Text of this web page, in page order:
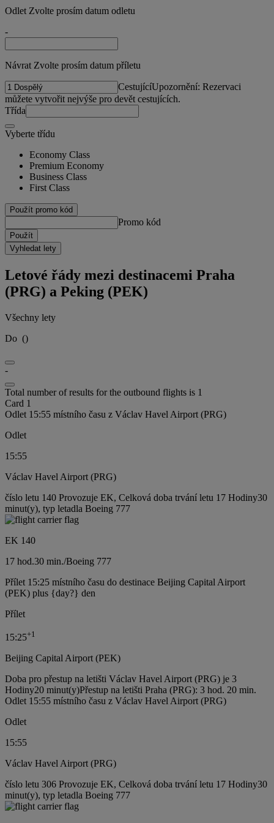
Odlet Zvolte prosím datum odletu
-
Návrat Zvolte prosím datum příletu
CestujícíUpozornění: Rezervaci
můžete vytvořit nejvýše pro devět cestujících.
Třída
Vyberte třídu
Economy Class
Premium Economy
Business Class
First Class
Použít promo kód
Promo kód
Použít
Vyhledat lety
Letové řády mezi destinacemi Praha
(PRG) a Peking (PEK)
Všechny lety
Do ()
-
Total number of results for the outbound flights is 1
Card 1
Odlet 15:55 místního času z Václav Havel Airport (PRG)
Odlet
15:55
Václav Havel Airport (PRG)
číslo letu 140 Provozuje EK, Celková doba trvání letu 17 Hodiny30
minut(y), typ letadla Boeing 777
EK 140
17 hod.30 min./Boeing 777
Přílet 15:25 místního času do destinace Beijing Capital Airport
(PEK) plus {day?} den
Přílet
15:25+1
Beijing Capital Airport (PEK)
Doba pro přestup na letišti Václav Havel Airport (PRG) je 3
Hodiny20 minut(y)Přestup na letišti Praha (PRG): 3 hod. 20 min.
Odlet 15:55 místního času z Václav Havel Airport (PRG)
Odlet
15:55
Václav Havel Airport (PRG)
číslo letu 306 Provozuje EK, Celková doba trvání letu 17 Hodiny30
minut(y), typ letadla Boeing 777